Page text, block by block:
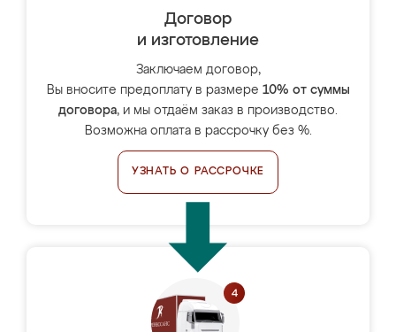
Договор
и изготовление
Заключаем договор,
Вы вносите предоплату в размере 10% от суммы
договора, и мы отдаём заказ в производство.
Возможна оплата в рассрочку без %.
УЗНАТЬ О РАССРОЧКЕ